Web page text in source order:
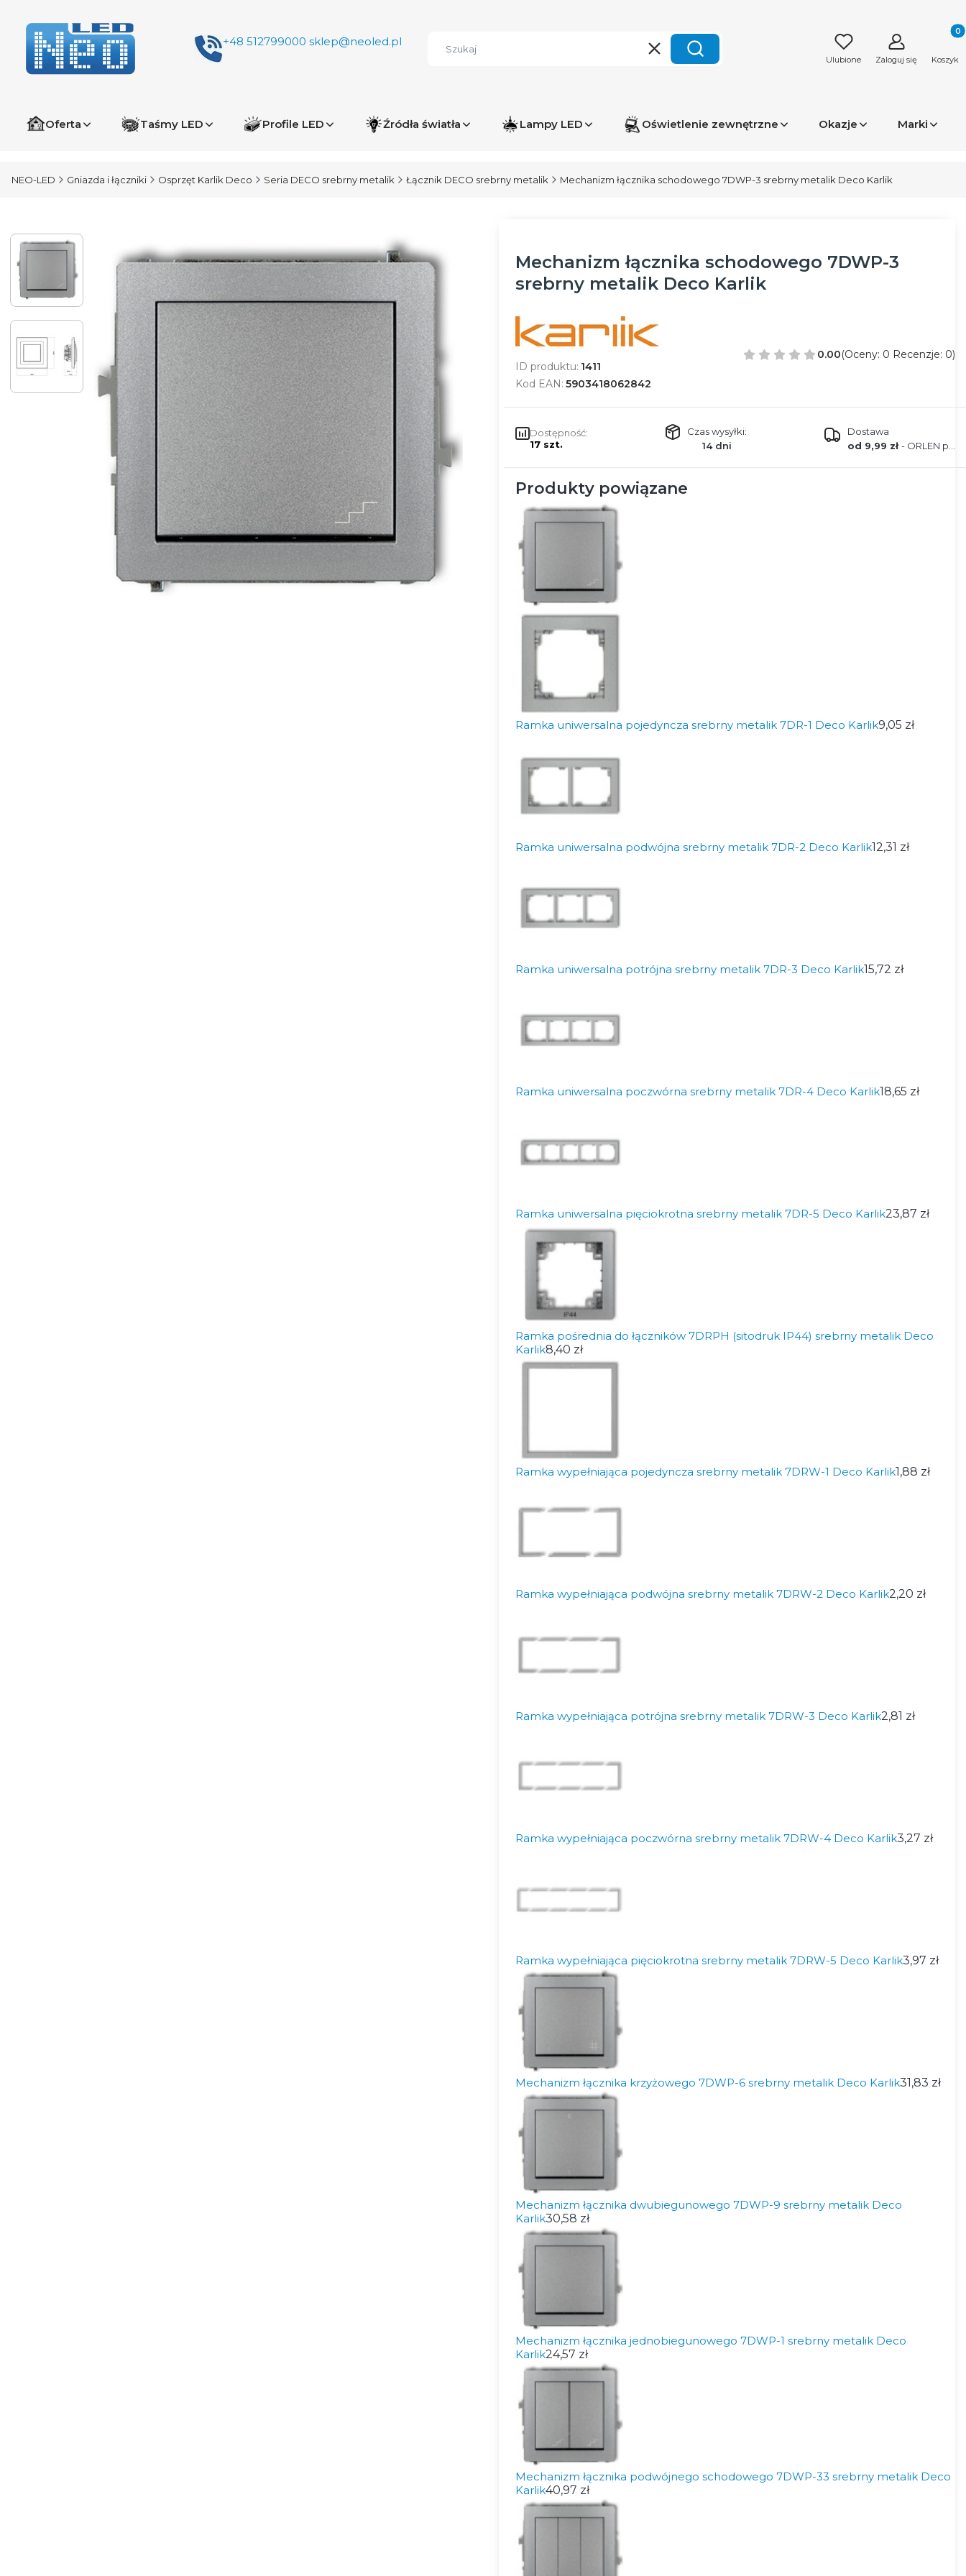
+48 512799000 sklep@neoled.pl
WyczyśćSzukaj Ulubione Zaloguj się Koszyk
Oferta Taśmy LED Profile LED Źródła światła Lampy LED Oświetlenie zewnętrzne Okazje Marki
NEO-LED Gniazda i łączniki Osprzęt Karlik Deco Seria DECO srebrny metalik Łącznik DECO srebrny metalik Mechanizm łącznika schodowego 7DWP-3 srebrny metalik Deco Karlik
Mechanizm łącznika schodowego 7DWP-3
srebrny metalik Deco Karlik
ID produktu: 1411
Kod EAN: 5903418062842
0.00(Oceny: 0 Recenzje: 0)
Dostępność:
17 szt.
Czas wysyłki:
14 dni
Dostawa
od 9,99 zł- ORLEN paczka
Produkty powiązane
Ramka uniwersalna pojedyncza srebrny metalik 7DR-1 Deco Karlik9,05 zł
Ramka uniwersalna podwójna srebrny metalik 7DR-2 Deco Karlik12,31 zł
Ramka uniwersalna potrójna srebrny metalik 7DR-3 Deco Karlik15,72 zł
Ramka uniwersalna poczwórna srebrny metalik 7DR-4 Deco Karlik18,65 zł
Ramka uniwersalna pięciokrotna srebrny metalik 7DR-5 Deco Karlik23,87 zł
Ramka pośrednia do łączników 7DRPH (sitodruk IP44) srebrny metalik Deco
Karlik8,40 zł
Ramka wypełniająca pojedyncza srebrny metalik 7DRW-1 Deco Karlik1,88 zł
Ramka wypełniająca podwójna srebrny metalik 7DRW-2 Deco Karlik2,20 zł
Ramka wypełniająca potrójna srebrny metalik 7DRW-3 Deco Karlik2,81 zł
Ramka wypełniająca poczwórna srebrny metalik 7DRW-4 Deco Karlik3,27 zł
Ramka wypełniająca pięciokrotna srebrny metalik 7DRW-5 Deco Karlik3,97 zł
Mechanizm łącznika krzyżowego 7DWP-6 srebrny metalik Deco Karlik31,83 zł
Mechanizm łącznika dwubiegunowego 7DWP-9 srebrny metalik Deco
Karlik30,58 zł
Mechanizm łącznika jednobiegunowego 7DWP-1 srebrny metalik Deco
Karlik24,57 zł
Mechanizm łącznika podwójnego schodowego 7DWP-33 srebrny metalik Deco
Karlik40,97 zł